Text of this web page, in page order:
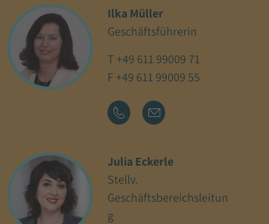
Ilka Müller
Geschäftsführerin
T +49 611 99009 71
F +49 611 99009 55
Julia Eckerle
Stellv.
Geschäftsbereichsleitun
g